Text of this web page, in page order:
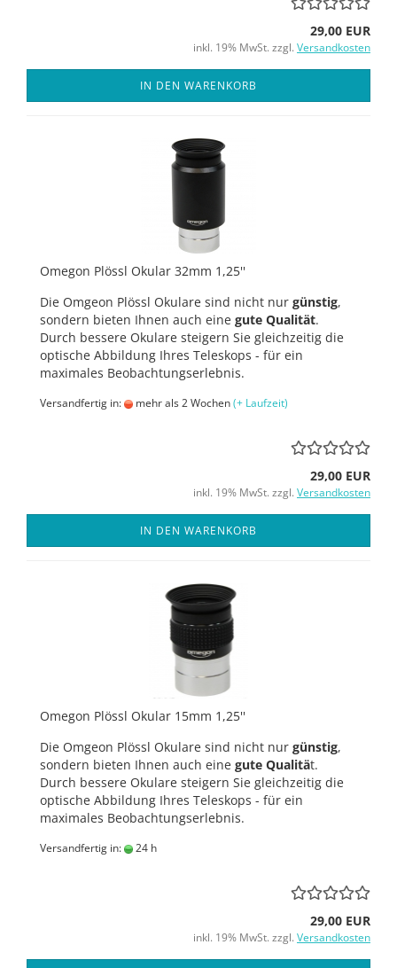
29,00 EUR
inkl. 19% MwSt. zzgl. Versandkosten
IN DEN WARENKORB
Omegon Plössl Okular 32mm 1,25''
Die Omgeon Plössl Okulare sind nicht nur günstig,
sondern bieten Ihnen auch eine gute Qualität.
Durch bessere Okulare steigern Sie gleichzeitig die
optische Abbildung Ihres Teleskops - für ein
maximales Beobachtungserlebnis.
Versandfertig in: mehr als 2 Wochen(+ Laufzeit)
29,00 EUR
inkl. 19% MwSt. zzgl. Versandkosten
IN DEN WARENKORB
Omegon Plössl Okular 15mm 1,25''
Die Omgeon Plössl Okulare sind nicht nur günstig,
sondern bieten Ihnen auch eine gute Qualität.
Durch bessere Okulare steigern Sie gleichzeitig die
optische Abbildung Ihres Teleskops - für ein
maximales Beobachtungserlebnis.
Versandfertig in: 24 h
29,00 EUR
inkl. 19% MwSt. zzgl. Versandkosten